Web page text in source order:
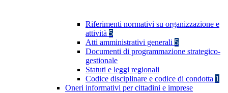
Riferimenti normativi su organizzazione e
attività 5
Atti amministrativi generali 5
Documenti di programmazione strategico-
gestionale
Statuti e leggi regionali
Codice disciplinare e codice di condotta 1
Oneri informativi per cittadini e imprese